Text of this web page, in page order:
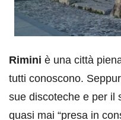
Rimini è una città
tutti conoscono.
sue discoteche e per il
quasi mai “presa in